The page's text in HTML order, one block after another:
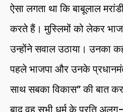
ऐसा लगता था कि बाबूलाल
करते हैं। मुस्लिमों को लेकर
उन्होंने सवाल उठाया। उनका
पहले भाजपा और उनके
साथ सबका विकास” की बात